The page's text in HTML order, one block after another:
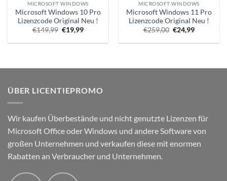
MICROSOFT WINDOWS
Microsoft Windows 10 Pro
Lizenzcode Original Neu !
€149,99 Ursprünglicher
Preis
war:
€19,99Aktueller
ist:
MICROSOFT WINDOWS
Microsoft Windows 11 Pro
Lizenzcode Original Neu !
€259,00 Ursprünglicher
Preis
war:
€24,99Aktueller
ist:
ÜBER LICENTIEPROMO
Wir kaufen Überbestände und nicht genutzte Lizenzen für
Microsoft Office oder Windows und andere Software von
großen Unternehmen und verkaufen diese mit enormen
Rabatten an Verbraucher und Unternehmen.